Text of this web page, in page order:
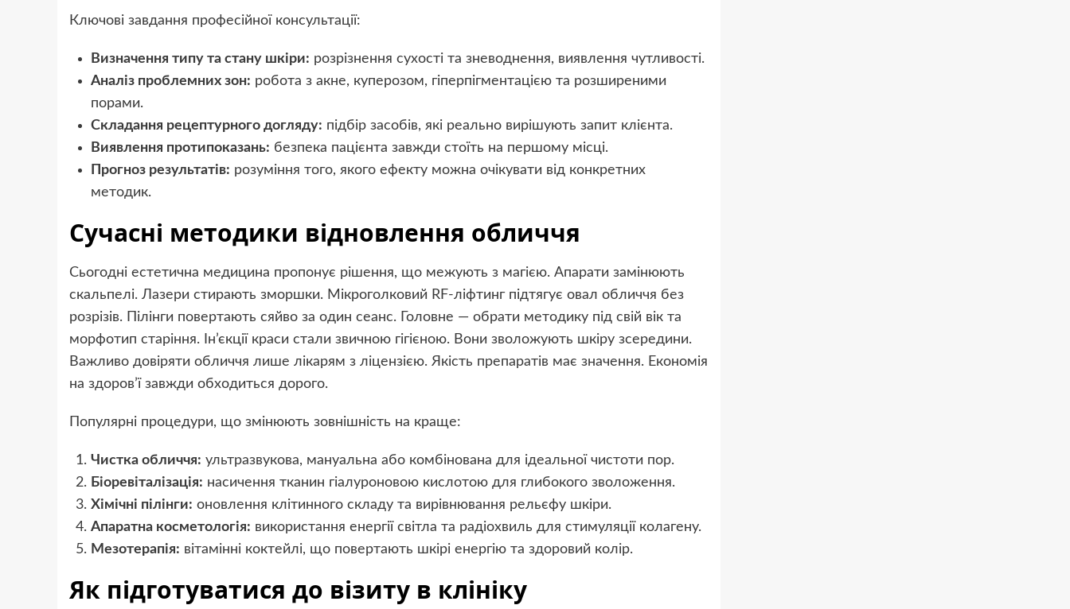
Ключові завдання професійної консультації:
Визначення типу та стану шкіри: розрізнення сухості та зневоднення, виявлення чутливості.
Аналіз проблемних зон: робота з акне, куперозом, гіперпігментацією та розширеними
порами.
Складання рецептурного догляду: підбір засобів, які реально вирішують запит клієнта.
Виявлення протипоказань: безпека пацієнта завжди стоїть на першому місці.
Прогноз результатів: розуміння того, якого ефекту можна очікувати від конкретних
методик.
Сучасні методики відновлення обличчя
Сьогодні естетична медицина пропонує рішення, що межують з магією. Апарати замінюють
скальпелі. Лазери стирають зморшки. Мікроголковий RF-ліфтинг підтягує овал обличчя без
розрізів. Пілінги повертають сяйво за один сеанс. Головне — обрати методику під свій вік та
морфотип старіння. Ін’єкції краси стали звичною гігієною. Вони зволожують шкіру зсередини.
Важливо довіряти обличчя лише лікарям з ліцензією. Якість препаратів має значення. Економія
на здоров’ї завжди обходиться дорого.
Популярні процедури, що змінюють зовнішність на краще:
Чистка обличчя: ультразвукова, мануальна або комбінована для ідеальної чистоти пор.
Біоревіталізація: насичення тканин гіалуроновою кислотою для глибокого зволоження.
Хімічні пілінги: оновлення клітинного складу та вирівнювання рельєфу шкіри.
Апаратна косметологія: використання енергії світла та радіохвиль для стимуляції колагену.
Мезотерапія: вітамінні коктейлі, що повертають шкірі енергію та здоровий колір.
Як підготуватися до візиту в клініку